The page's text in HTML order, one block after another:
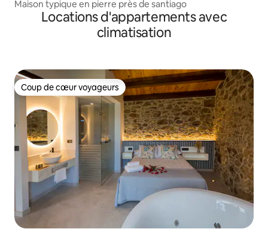
Maison typique en pierre près de santiago
Locations d'appartements avec
climatisation
Coup de cœur voyageurs
Coup de cœur voyageurs